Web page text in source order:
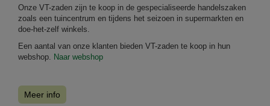
Onze VT-zaden zijn te koop in de gespecialiseerde handelszaken
zoals een tuincentrum en tijdens het seizoen in supermarkten en
doe-het-zelf winkels.
Een aantal van onze klanten bieden VT-zaden te koop in hun
webshop. Naar webshop
Meer info